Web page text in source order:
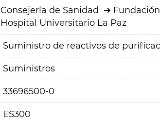
Consejería de Sanidad
Hospital Universitario La Paz
Suministro de reactivos de
Suministros
33696500-0
ES300